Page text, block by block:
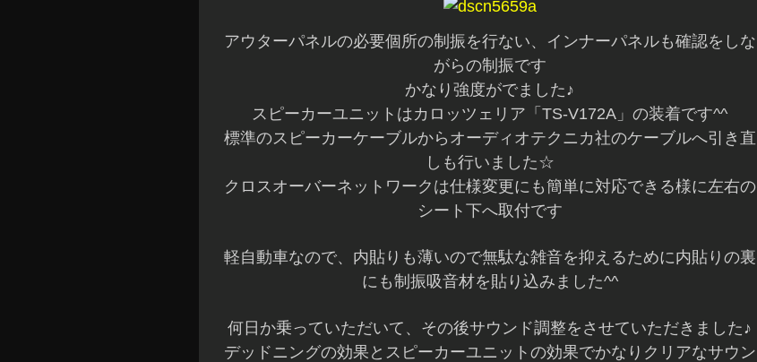
アウターパネルの必要個所の制振を行ない、インナーパネルも確認をしな
がらの制振です
かなり強度がでました♪
スピーカーユニットはカロッツェリア「TS-V172A」の装着です^^
標準のスピーカーケーブルからオーディオテクニカ社のケーブルへ引き直
しも行いました☆
クロスオーバーネットワークは仕様変更にも簡単に対応できる様に左右の
シート下へ取付です
軽自動車なので、内貼りも薄いので無駄な雑音を抑えるために内貼りの裏
にも制振吸音材を貼り込みました^^
何日か乗っていただいて、その後サウンド調整をさせていただきました♪
デッドニングの効果とスピーカーユニットの効果でかなりクリアなサウン